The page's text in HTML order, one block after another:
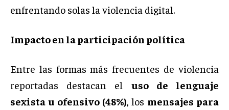
enfrentando solas la violencia digital.
Impacto en la participación política
Entre las formas más frecuentes de violencia
reportadas destacan el uso de lenguaje
sexista u ofensivo (48%) , los mensajes para